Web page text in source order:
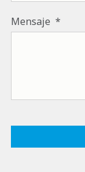
Mensaje